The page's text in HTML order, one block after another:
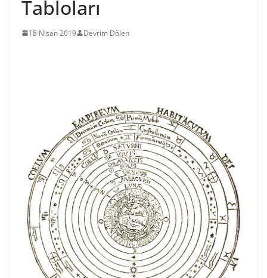
Tabloları
18 Nisan 2019 Devrim Dölen